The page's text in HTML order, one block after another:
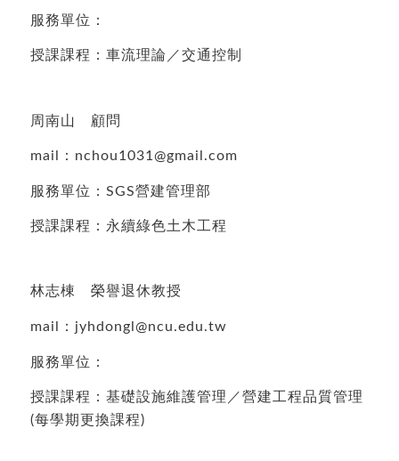
服務單位：
授課課程：車流理論／交通控制
周南山 顧問
mail：nchou1031@gmail.com
服務單位：SGS營建管理部
授課課程：永續綠色土木工程
林志棟 榮譽退休教授
mail：jyhdongl@ncu.edu.tw
服務單位：
授課課程：基礎設施維護管理／營建工程品質管理
(每學期更換課程)